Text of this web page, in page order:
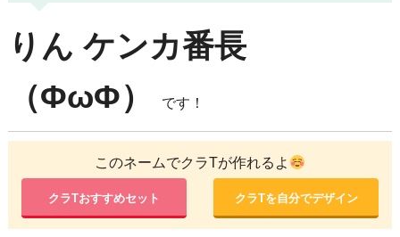
りん ケンカ番長
（ΦωΦ）
です！
このネームでクラTが作れるよ
クラTおすすめセット クラTを自分でデザイン